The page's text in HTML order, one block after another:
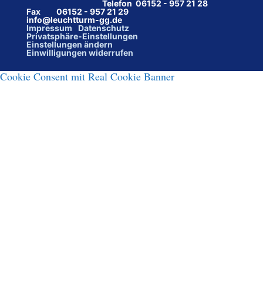
Telefon 06152 - 957 21 28
Fax 06152 - 957 21 29
info@leuchtturm-gg.de
Impressum
Datenschutz
Privatsphäre-Einstellungen
Einstellungen ändern
Einwilligungen widerrufen
Cookie Consent mit Real Cookie Banner